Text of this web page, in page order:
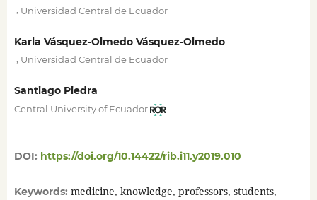
Universidad Central de Ecuador
Karla Vásquez-Olmedo Vásquez-Olmedo
Universidad Central de Ecuador
Santiago Piedra
Central University of Ecuador
DOI: https://doi.org/10.14422/rib.i11.y2019.010
Keywords: medicine, knowledge, professors, students,